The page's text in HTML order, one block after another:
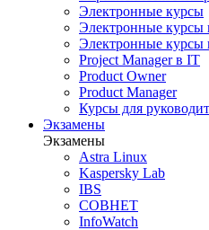
Электронные курсы
Электронные курсы
Электронные
Project Manager в IT
Product Owner
Product Manager
Курсы для
Экзамены
Экзамены
Astra Linux
Kaspersky Lab
IBS
СОВНЕТ
InfoWatch